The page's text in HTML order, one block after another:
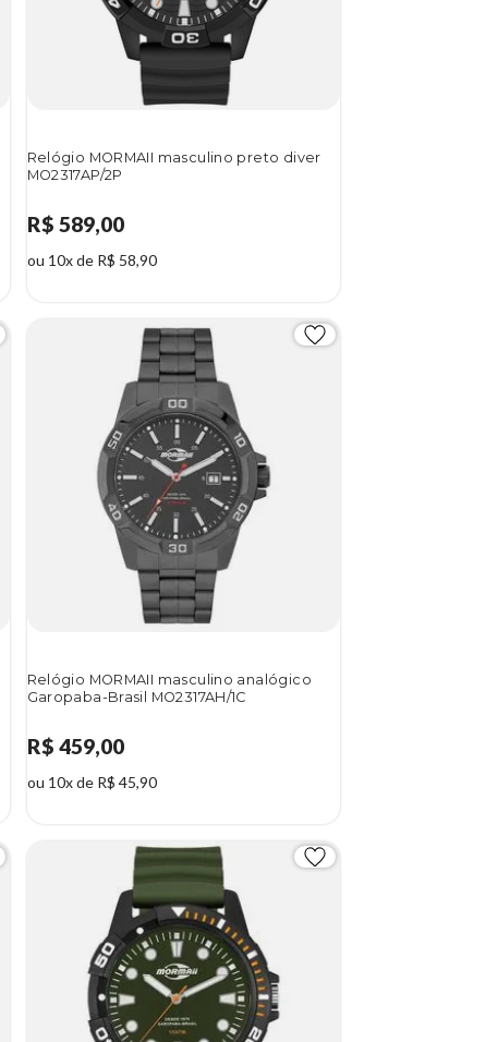
Relógio MORMAII masculino preto diver
MO2317AP/2P
R$ 589,00
ou 10x de R$ 58,90
Relógio MORMAII masculino analógico
Garopaba-Brasil MO2317AH/1C
R$ 459,00
ou 10x de R$ 45,90